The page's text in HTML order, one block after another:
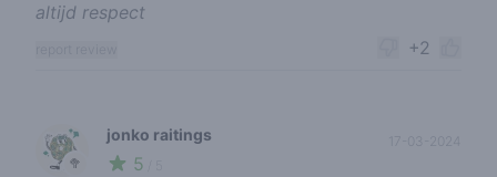
altijd respect
+2
🥦
jonko raitings
5
17-03-2024